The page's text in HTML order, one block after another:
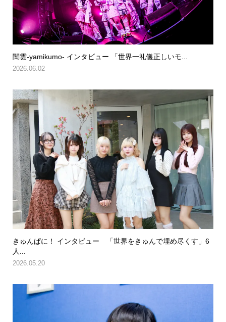
闇雲-yamikumo- インタビュー 「世界一礼儀正しいモ...
2026.06.02
きゅんぱに！ インタビュー 「世界をきゅんで埋め尽くす」6
人...
2026.05.20